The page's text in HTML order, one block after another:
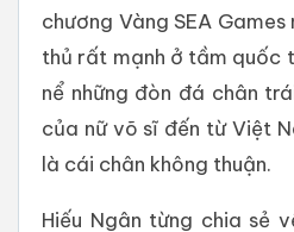
chương Vàng SEA
thủ rất mạnh ở tầm quốc
nể những đòn đá chân
của nữ võ sĩ đến từ Việt
là cái chân không thuận.
Hiếu Ngân từng chia sẻ